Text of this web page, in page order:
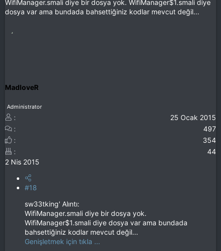
WifiManager.smali diye bir dosya yok. WifiManager$1.smali diye
dosya var ama bundada bahsettiğiniz kodlar mevcut değil...
MadloveR
Administrator
25 Ocak 2015
497
354
44
2 Nis 2015
#18
sw33tking' Alıntı:
WifiManager.smali diye bir dosya yok.
WifiManager$1.smali diye dosya var ama bundada
bahsettiğiniz kodlar mevcut değil...
Genişletmek için tıkla ...